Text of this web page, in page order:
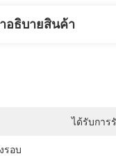
อธิบายสินค้า
ได้รับการ
รอบ